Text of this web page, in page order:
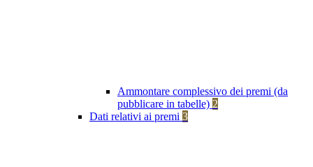
Ammontare complessivo dei premi (da
pubblicare in tabelle) 2
Dati relativi ai premi 3